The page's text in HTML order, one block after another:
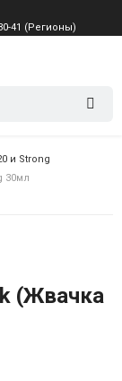
41 (Регионы)
и Strong
30мл
(Жвачка